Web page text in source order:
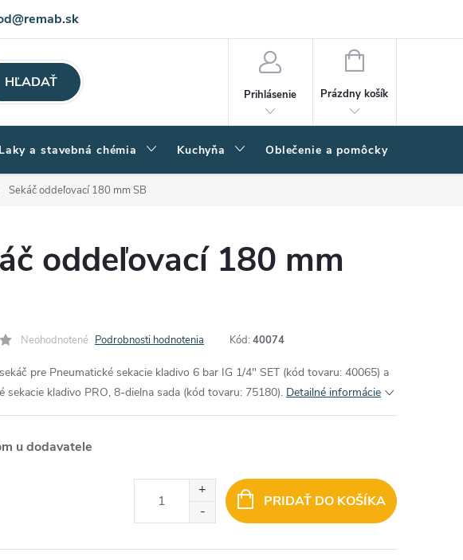
nakupovať
HĽADAŤ
Prihlásenie
NÁKUPNÝ
Prázdny košík
Laky a stavebná chémia Kuchyňa Oblečenie a pomôcky
Sekáč oddeľovací 180 mm SB
oddeľovací 180 mm
Neohodnotené Podrobnosti hodnotenia Kód: 40074
pre Pneumatické sekacie kladivo 6 bar IG 1/4" SET (kód tovaru: 40065) a
sekacie kladivo PRO, 8-dielna sada (kód tovaru: 75180). Detailné informácie
u dodavatele
PRIDAŤ DO KOŠÍKA